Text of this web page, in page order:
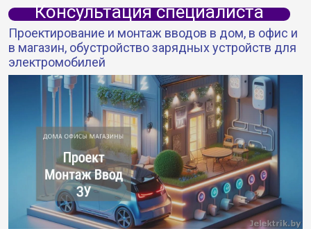
Консультация специалиста
Проектирование и монтаж вводов в дом, в офис и
в магазин, обустройство зарядных устройств для
электромобилей